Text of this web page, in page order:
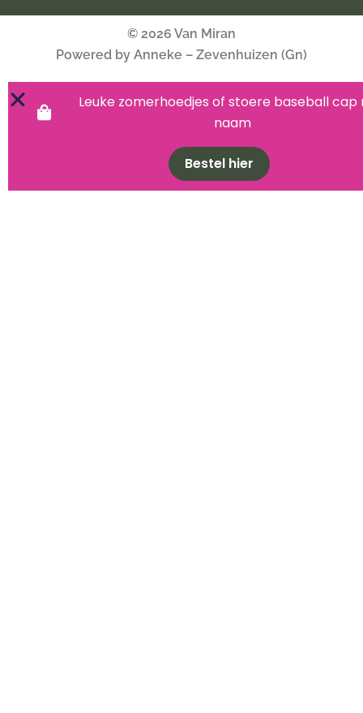
© 2026 Van Miran
Powered by Anneke – Zevenhuizen (Gn)
Leuke zomerhoedjes of stoere baseball cap
naam
Bestel hier